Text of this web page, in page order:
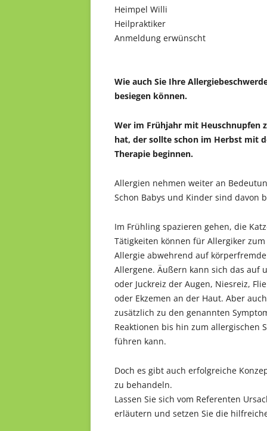
Heimpel Willi
Heilpraktiker
Anmeldung erwünscht
Wie auch Sie Ihre
besiegen können.
Wer im Frühjahr mit Heuschnupfen
hat, der sollte schon im Herbst mit
Therapie beginnen.
Allergien nehmen weiter an
Schon Babys und Kinder sind davon
Im Frühling spazieren gehen, die
Tätigkeiten können für Allergiker
Allergie abwehrend auf
Allergene. Äußern kann sich das auf
oder Juckreiz der Augen, Niesreiz,
oder Ekzemen an der Haut. Aber
zusätzlich zu den genannten
Reaktionen bis hin zum allergischen
führen kann.
Doch es gibt auch erfolgreiche
zu behandeln.
Lassen Sie sich vom Referenten
erläutern und setzen Sie die